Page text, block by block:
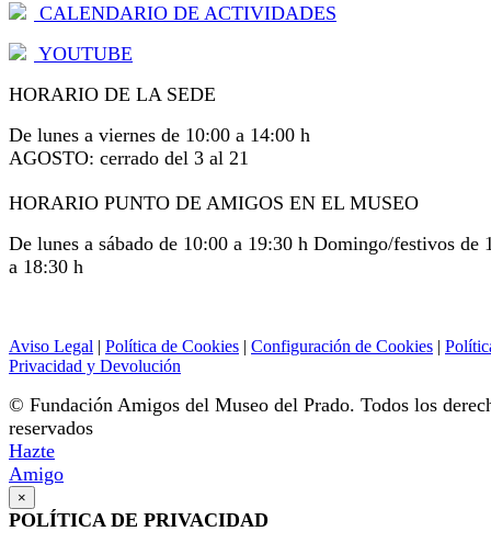
CALENDARIO DE ACTIVIDADES
YOUTUBE
HORARIO DE LA SEDE
De lunes a viernes de 10:00 a 14:00 h
AGOSTO: cerrado del 3 al 21
HORARIO PUNTO DE AMIGOS EN EL MUSEO
De lunes a sábado de 10:00 a 19:30 h Domingo/festivos de
a 18:30 h
Aviso Legal | Política de Cookies | Configuración de Cookies |
Privacidad y Devolución
© Fundación Amigos del Museo del Prado. Todos los
reservados
Hazte
Amigo
×
POLÍTICA DE PRIVACIDAD